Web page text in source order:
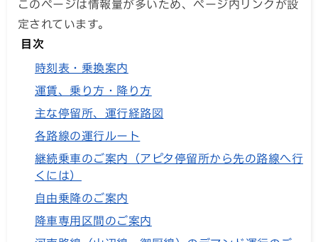
このページは情報量が多いため、ページ内リンクが設
定されています。
目次
時刻表・乗換案内
運賃、乗り方・降り方
主な停留所、運行経路図
各路線の運行ルート
継続乗車のご案内（アピタ停留所から先の路線へ行
くには）
自由乗降のご案内
降車専用区間のご案内